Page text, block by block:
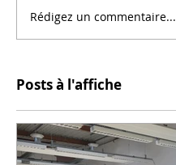
Rédigez un commentaire...
Posts à l'affiche